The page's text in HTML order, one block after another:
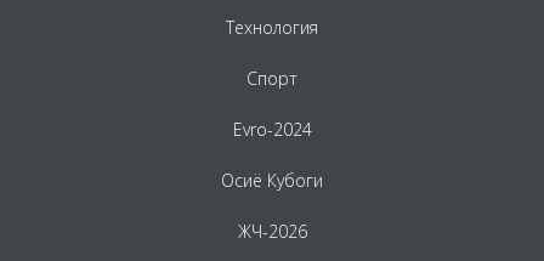
Технология
Спорт
Evro-2024
Осиё Кубоги
ЖЧ-2026